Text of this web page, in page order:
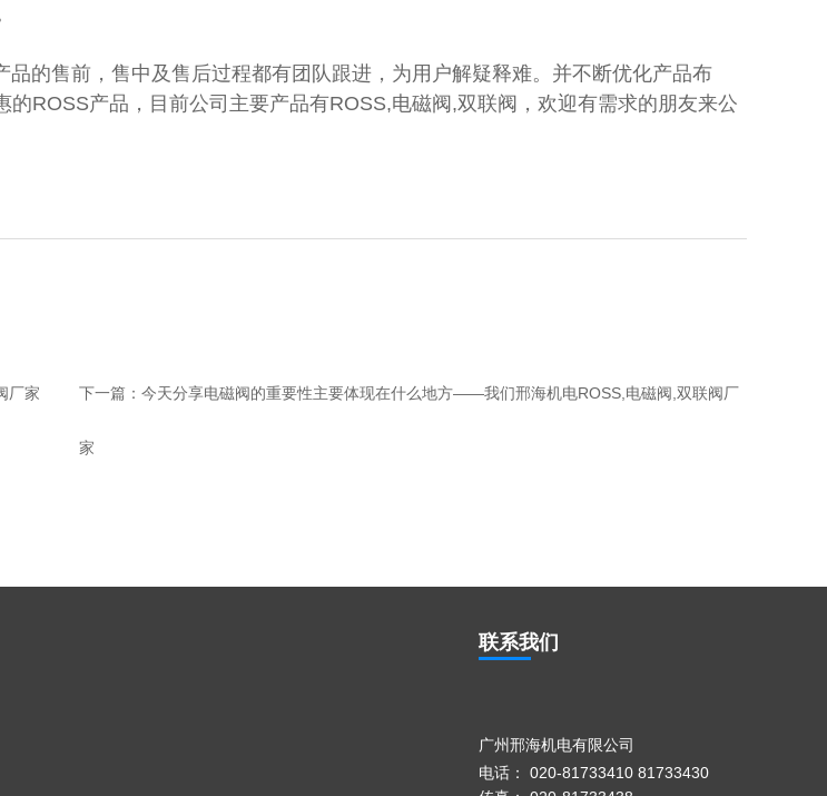
的售前，售中及售后过程都有团队跟进，为用户解疑释难。并不断优化产品布
ROSS产品，目前公司主要产品有ROSS,电磁阀,双联阀，欢迎有需求的朋友来公
厂家 下一篇： 今天分享电磁阀的重要性主要体现在什么地方——我们邢海机电ROSS,电磁阀,双联阀厂
家
联系我们
广州邢海机电有限公司
电话： 020-81733410 81733430